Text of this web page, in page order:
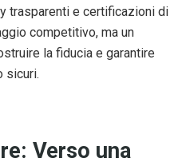
trasparenti e certificazioni di
competitivo, ma un
la fiducia e garantire
sicuri.
Verso una